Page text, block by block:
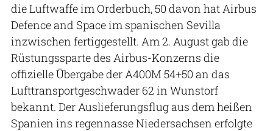
die Luftwaffe im Orderbuch, 50 davon hat Airbus
Defence and Space im spanischen Sevilla
inzwischen fertiggestellt. Am 2. August gab die
Rüstungssparte des Airbus-Konzerns die
offizielle Übergabe der A400M 54+50 an das
Lufttransportgeschwader 62 in Wunstorf
bekannt. Der Auslieferungsflug aus dem heißen
Spanien ins regennasse Niedersachsen erfolgte